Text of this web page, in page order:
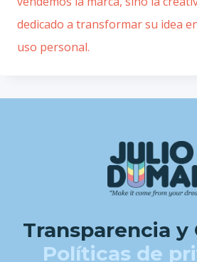
dedicado a transformar su idea
uso personal.
Transparencia y
Políticas de